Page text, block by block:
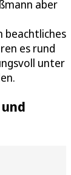
aber
beachtliches
es rund
unter